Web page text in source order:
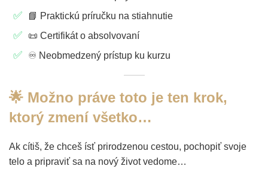
📘 Praktickú príručku na stiahnutie
📜 Certifikát o absolvovaní
♾️ Neobmedzený prístup ku kurzu
🌟 Možno práve toto je ten krok,
ktorý zmení všetko…
Ak cítiš, že chceš ísť prirodzenou cestou, pochopiť svoje
telo a pripraviť sa na nový život vedome…